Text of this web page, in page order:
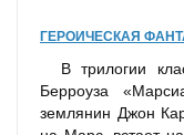
ГЕРОИЧЕСКАЯ
В трилогии
Берроуза
землянин Джон